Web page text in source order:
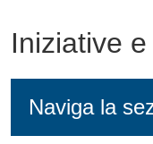
Iniziative
Naviga la